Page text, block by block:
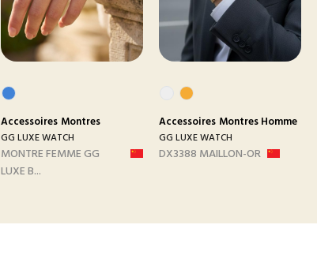
Accessoires Montres
GG LUXE WATCH
MONTRE FEMME GG
LUXE B...
Accessoires Montres Homme
GG LUXE WATCH
DX3388 MAILLON-OR